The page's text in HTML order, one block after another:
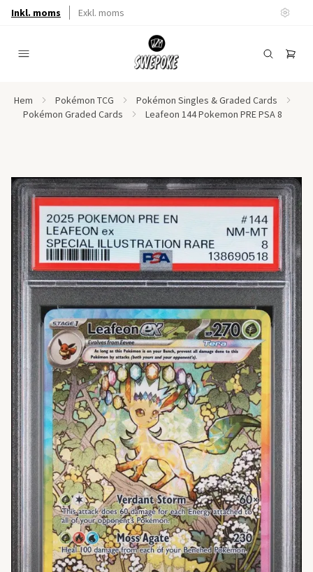
Inkl. moms Exkl. moms
Hem Pokémon TCG
Pokémon Singles & Graded Cards
Pokémon Graded Cards
Leafeon 144 Pokemon PRE PSA 8